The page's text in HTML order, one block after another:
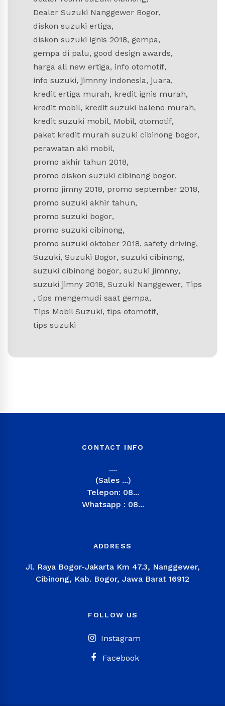
Dealer Suzuki Nanggewer Bogor,
diskon suzuki ertiga,
diskon suzuki ignis 2018, gempa,
gempa di palu, good design awards,
harga all new ertiga, info otomotif,
info suzuki, jimnny indonesia, juara,
kredit ertiga murah, kredit ignis murah,
kredit mobil, kredit suzuki baleno murah,
kredit suzuki mobil, Mobil, otomotif,
paket kredit murah suzuki cibinong bogor,
perawatan aki mobil,
promo akhir tahun 2018,
promo diskon suzuki cibinong bogor,
promo jimny 2018, promo september 2018,
promo suzuki akhir tahun,
promo suzuki bogor,
promo suzuki cibinong,
promo suzuki oktober 2018, safety driving,
Suzuki, Suzuki Bogor, suzuki cibinong,
suzuki cibinong bogor, suzuki jimnny,
suzuki jimny 2018, Suzuki Nanggewer, Tips
, tips mengemudi saat gempa,
Tips Mobil Suzuki, tips otomotif,
tips suzuki
CONTACT INFO
....
(Sales ...)
Telepon: 08...
Whatsapp : 08...
ADDRESS
Jl. Raya Bogor-Jakarta Km 47.3, Nanggewer,
Cibinong, Kab. Bogor, Jawa Barat 16912
FOLLOW US
Instagram
Facebook